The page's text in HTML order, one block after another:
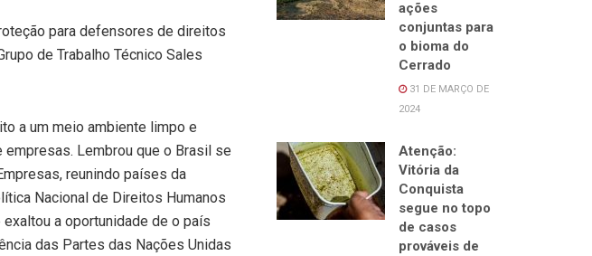
para defensores de direitos
de Trabalho Técnico Sales
a um meio ambiente limpo e
Lembrou que o Brasil se
reunindo países da
Nacional de Direitos Humanos
a oportunidade de o país
das Partes das Nações Unidas
ações
conjuntas para
o bioma do
Cerrado
31 DE MARÇO DE
2024
Atenção:
Vitória da
Conquista
segue no topo
de casos
prováveis de